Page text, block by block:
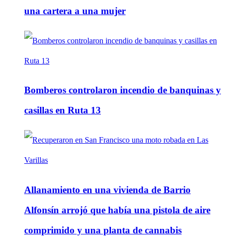
una cartera a una mujer
Bomberos controlaron incendio de banquinas y
casillas en Ruta 13
Allanamiento en una vivienda de Barrio
Alfonsín arrojó que había una pistola de aire
comprimido y una planta de cannabis